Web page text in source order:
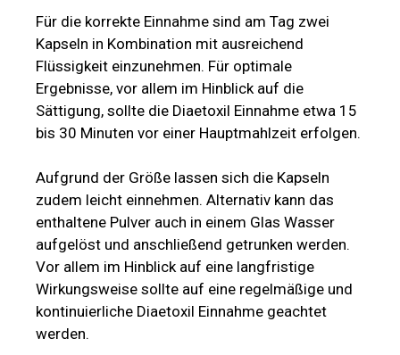
Für die korrekte Einnahme sind am Tag zwei
Kapseln in Kombination mit ausreichend
Flüssigkeit einzunehmen. Für optimale
Ergebnisse, vor allem im Hinblick auf die
Sättigung, sollte die Diaetoxil Einnahme etwa 15
bis 30 Minuten vor einer Hauptmahlzeit erfolgen.
Aufgrund der Größe lassen sich die Kapseln
zudem leicht einnehmen. Alternativ kann das
enthaltene Pulver auch in einem Glas Wasser
aufgelöst und anschließend getrunken werden.
Vor allem im Hinblick auf eine langfristige
Wirkungsweise sollte auf eine regelmäßige und
kontinuierliche Diaetoxil Einnahme geachtet
werden.